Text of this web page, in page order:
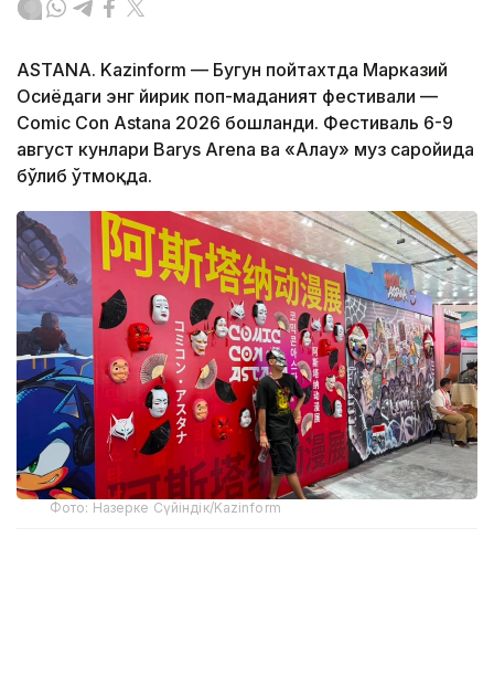
ASTANA. Kazinform — Бугун пойтахтда Марказий
Осиёдаги энг йирик поп-маданият фестивали —
Comic Con Astana 2026 бошланди. Фестиваль 6-9
август кунлари Barys Arena ва «Алау» муз саройида
бўлиб ўтмоқда.
Фото: Назерке Сүйіндік/Kazinform